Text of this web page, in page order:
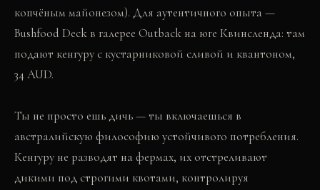
копчёным майонезом). Для аутентичного опыта —
Bushfood Deck в галерее Outback на юге Квинсленда: там
подают кенгуру с кустарниковой сливой и квантоном,
34 AUD.
Ты не просто ешь дичь — ты включаешься в
австралийскую философию устойчивого потребления.
Кенгуру не разводят на фермах, их отстреливают
дикими под строгими квотами, контролируя